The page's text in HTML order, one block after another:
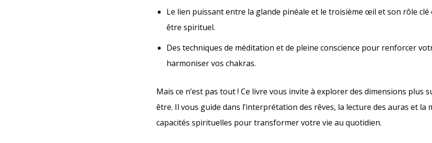
Le lien puissant entre la glande pinéale et le troisième œil et son rôle clé
être spirituel.
Des techniques de méditation et de pleine conscience pour renforcer
harmoniser vos chakras.
Mais ce n’est pas tout ! Ce livre vous invite à explorer des dimensions plus
être. Il vous guide dans l’interprétation des rêves, la lecture des auras et la
capacités spirituelles pour transformer votre vie au quotidien.